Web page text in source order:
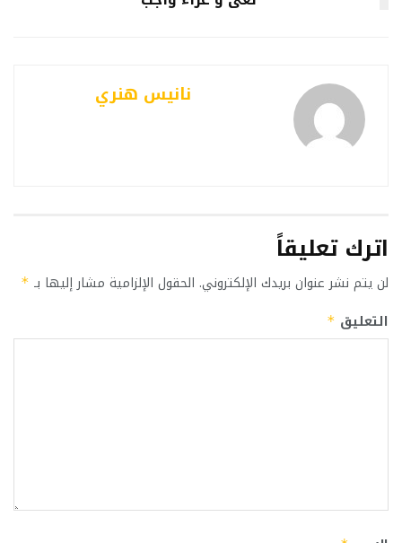
نانيس هنري
اترك تعليقاً
لن يتم نشر عنوان بريدك الإلكتروني. الحقول الإلزامية مشار إليها بـ *
التعليق *